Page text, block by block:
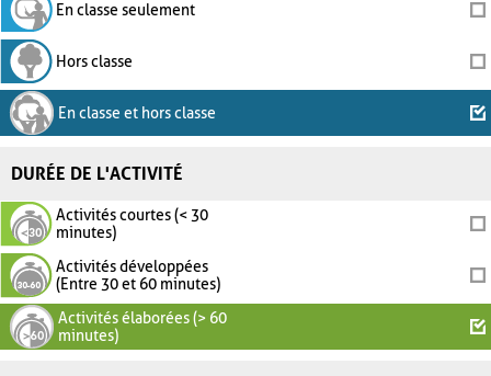
En classe seulement
Hors classe
En classe et hors classe
DURÉE DE L'ACTIVITÉ
Activités courtes (< 30
minutes)
Activités développées
(Entre 30 et 60 minutes)
Activités élaborées (> 60
minutes)